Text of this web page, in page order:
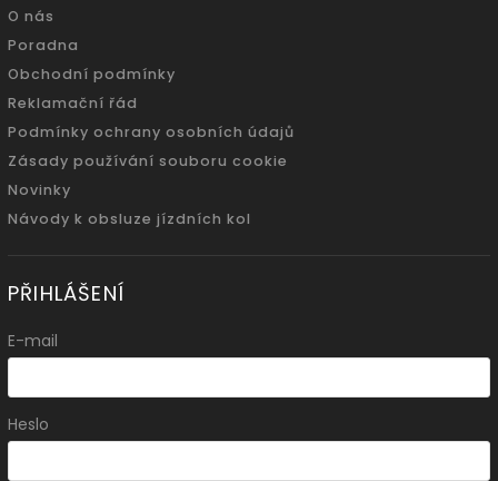
O nás
Poradna
Obchodní podmínky
Reklamační řád
Podmínky ochrany osobních údajů
Zásady používání souboru cookie
Novinky
Návody k obsluze jízdních kol
PŘIHLÁŠENÍ
E-mail
Heslo